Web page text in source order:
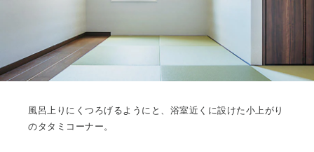
風呂上りにくつろげるようにと、浴室近くに設けた小上がり
のタタミコーナー。